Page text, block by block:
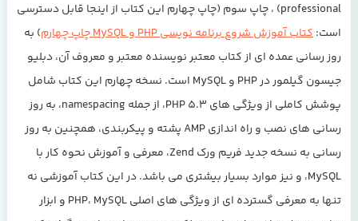
professional) ، چاپ سوم (چاپ چهارم این کتاب از اینجا قابل دسترسی
است:کتاب آموزش شروع برنامه نویسی PHP و MySQL چاپ چهارم
) به
روز رسانی عمده ای از کتاب معتبر نویسنده معتبر و معروف آن، دبلیو
جیسون گیلمور در PHP و MySQL است. نسخه چهارم این کتاب شامل
پوشش کاملی از ویژگی های PHP 5.3، از جمله namespacing، به روز
رسانی های نصب و راه اندازی AMP پشته و پیکربندی، همچنین به روز
رسانی به نسخه جدید فریم ورک Zend، معرفی و آموزش نحوه کار با
MySQL، و نیز موارد بسیار بیشتری می باشد. در این کتاب آموزشی نه
تنها به معرفی گسترده ای از ویژگی های اصلی PHP، MySQL و ابزار